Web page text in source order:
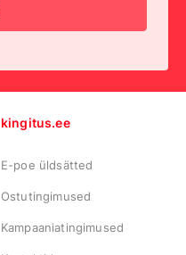
kingitus.ee
E-poe üldsätted
Ostutingimused
Kampaaniatingimused